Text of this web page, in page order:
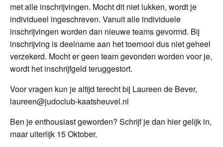
met alle inschrijvingen. Mocht dit niet lukken, wordt je
individueel ingeschreven. Vanuit alle individuele
inschrijvingen worden dan nieuwe teams gevormd. Bij
inschrijving is deelname aan het toernooi dus niet geheel
verzekerd. Mocht er geen team gevonden worden voor je,
wordt het inschrijfgeld teruggestort.
Voor vragen kun je altijd terecht bij Laureen de Bever,
laureen@judoclub-kaatsheuvel.nl
Ben je enthousiast geworden? Schrijf je dan hier gelijk in,
maar uiterlijk 15 Oktober.